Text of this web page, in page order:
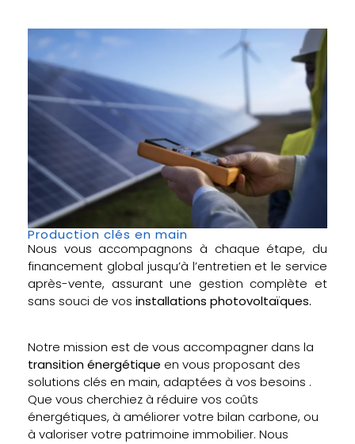
Production clés en main
Nous vous accompagnons à chaque étape, du
financement global jusqu’à l’entretien et le service
après-vente, assurant une gestion complète et
sans souci de vos installations photovoltaïques.
Notre mission est de vous accompagner dans la
transition énergétique en vous proposant des
solutions clés en main, adaptées à vos besoins .
Que vous cherchiez à réduire vos coûts
énergétiques, à améliorer votre bilan carbone, ou
à valoriser votre patrimoine immobilier. Nous